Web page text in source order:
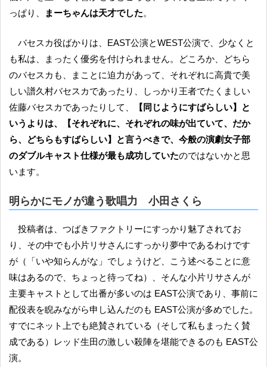
っぱり、
まーちゃんは天才でした。
バセスカ役ばかりは、EAST公演とWEST公演で、少なくと
も私は、まったく優劣を付けられません。どころか、どちら
のバセスカも、まことに迫力があって、それぞれに高貴で美
しい譜久村バセスカであったり、しっかり王者でたくましい
佐藤バセスカであったりして、
【同じようにすばらしい】と
いうよりは、【それぞれに、それぞれの味が出ていて、だか
ら、どちらもすばらしい】と言うべきで、今般の演劇女子部
のダブルキャスト仕様が最も成功していたのではないかと思
います。
明らかにモノが違う歌唱力 小田さくら
投稿者は、つばきファクトリーにすっかり魅了されてお
り、その中でも小片リサさんにすっかり夢中であるわけです
が（「いや知らんがな」でしょうけど、こう述べることに意
味はあるので、ちょっと待ってね）、そんな小片リサさんが
主要キャストとして出番が多いのは EAST公演であり、事前に
配役表を睨みながら申し込んだのも EAST公演が多めでした。
すでにネット上でも絶賛されている（そして私もまったく賛
成である）レッド生田の激しい殺陣を堪能できるのも EAST公
演。